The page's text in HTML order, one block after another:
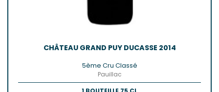
CHÂTEAU GRAND PUY DUCASSE 2014
5ème Cru Classé
Pauillac